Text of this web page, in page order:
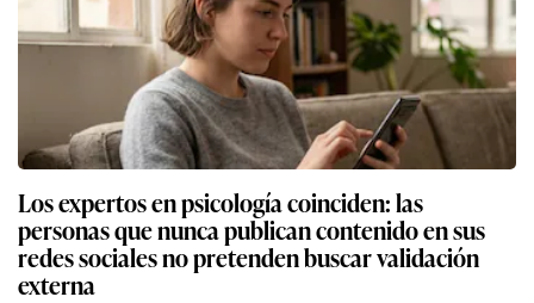
Los expertos en psicología coinciden: las
personas que nunca publican contenido en sus
redes sociales no pretenden buscar validación
externa